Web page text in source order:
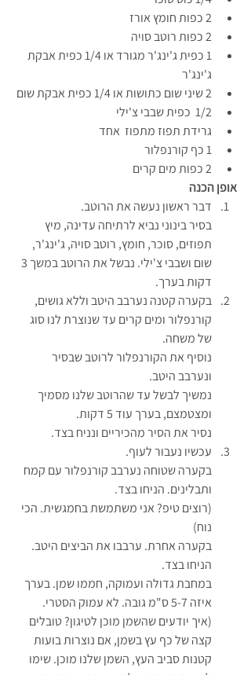
2 כפות חומץ אורז
2 כפות רוטב סויה
1 כפית ג'ינג'ר מגורד או 1/4 כפית אבקת
ג'ינג'ר
2 שיני שום כתושות או 1/4 כפית אבקת שום
1/2  כפית שבבי צ'ילי
גרידת תפוז מתפוז  אחד
1 כף קורנפלור
2 כפות מים קרים
אופן הכנה
דבר ראשון נעשה את הרוטב.
בסיר בינוני נביא לרתיחה עדינה, מיץ
תפוזים, סוכר, חומץ, רוטב סויה, ג'ינג'ר,
דקות בערך.
בקערה קטנה נערבב היטב וללא גושים,
קורנפלור ומים קרים עד שנוצרת לנו סוג
של משחה.
נוסיף את הקורנפלור לרוטב שבסיר
ונערבב היטב.
נמשיך לבשל עד שהרוטב שלנו מסמיך
ומצטמצם, בערך עוד 5 דקות.
נסיר את הסיר מהכיריים ונניח בצד.
עכשיו נעבור לעוף.
בקערה שטוחה נערבב קורנפלור עם קמח
ותבלינים. הניחו בצד.
(רוצים טיפ? אני משתמשת בחמגשית. הכי
נוח)
בקערה אחרת. ערבבו את הביצים היטב.
הניחו בצד.
במחבת גדולה ועמוקה, חממו שמן. בערך
איזה 5-7 ס"מ גובה. לא עמוק הסטרי.
(איך יודעים שהשמן מוכן לטיגון? טובלים
קצה של כף עץ בשמן, אם נוצרות בועות
קטנות סביב העץ, השמן שלנו מוכן. שימו